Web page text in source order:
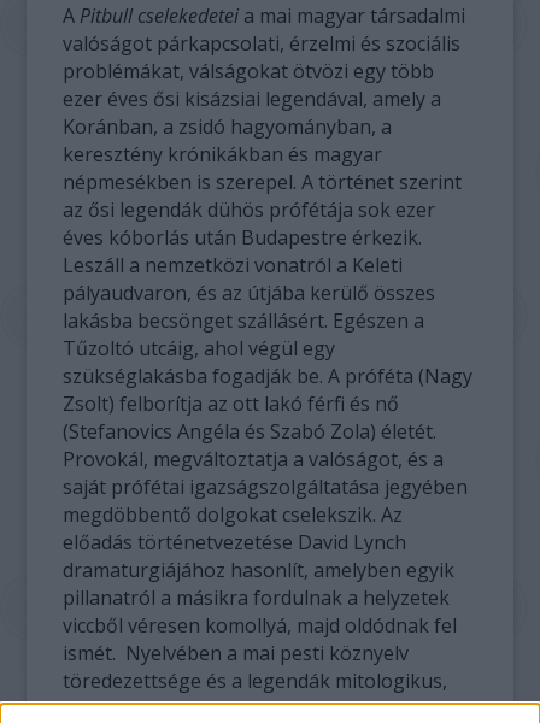
A Pitbull cselekedetei a mai magyar társadalmi
valóságot párkapcsolati, érzelmi és szociális
problémákat, válságokat ötvözi egy több
ezer éves ősi kisázsiai legendával, amely a
Koránban, a zsidó hagyományban, a
keresztény krónikákban és magyar
népmesékben is szerepel. A történet szerint
az ősi legendák dühös prófétája sok ezer
éves kóborlás után Budapestre érkezik.
Leszáll a nemzetközi vonatról a Keleti
pályaudvaron, és az útjába kerülő összes
lakásba becsönget szállásért. Egészen a
Tűzoltó utcáig, ahol végül egy
szükséglakásba fogadják be. A próféta (Nagy
Zsolt) felborítja az ott lakó férfi és nő
(Stefanovics Angéla és Szabó Zola) életét.
Provokál, megváltoztatja a valóságot, és a
saját prófétai igazságszolgáltatása jegyében
megdöbbentő dolgokat cselekszik. Az
előadás történetvezetése David Lynch
dramaturgiájához hasonlít, amelyben egyik
pillanatról a másikra fordulnak a helyzetek
viccből véresen komollyá, majd oldódnak fel
ismét. Nyelvében a mai pesti köznyelv
töredezettsége és a legendák mitologikus,
képes beszéde keveredik.